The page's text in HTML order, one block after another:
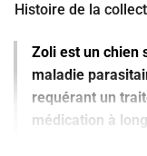
Histoire de la
Zoli est un chien
maladie
requérant un
médication à